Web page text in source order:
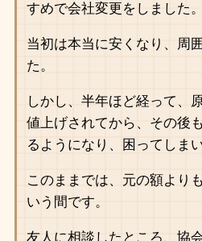
すめで会社変更をしました。
当初は本当に安くなり、周
た。
しかし、半年ほど経って、
値上げされてから、その後
るようになり、困ってしま
このままでは、元の額より
いう間です。
友人に相談したところ、協